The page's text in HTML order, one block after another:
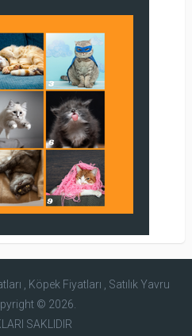
, Köpek Fiyatları , Satılık Yavru
© 2026.
SAKLIDIR